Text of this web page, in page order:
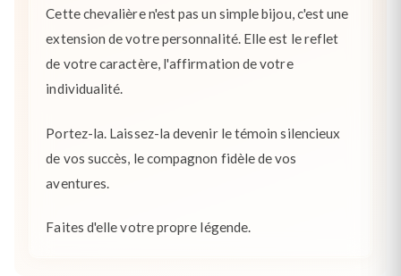
Cette chevalière n'est pas un simple bijou, c'est une
extension de votre personnalité. Elle est le reflet
de votre caractère, l'affirmation de votre
individualité.
Portez-la. Laissez-la devenir le témoin silencieux
de vos succès, le compagnon fidèle de vos
aventures.
Faites d'elle votre propre légende.